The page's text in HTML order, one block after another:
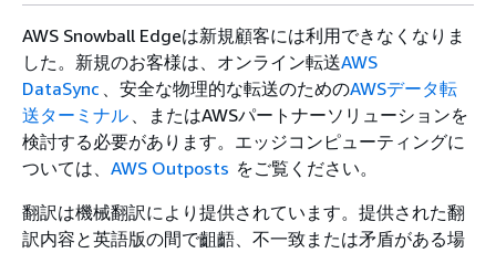
AWS Snowball Edgeは新規顧客には利用できなくなりま
した。新規のお客様は、オンライン転送AWS
DataSync 、安全な物理的な転送のためのAWSデータ転
送ターミナル 、またはAWSパートナーソリューションを
検討する必要があります。エッジコンピューティングに
ついては、 AWS Outposts をご覧ください。
翻訳は機械翻訳により提供されています。提供された翻
訳内容と英語版の間で齟齬、不一致または矛盾がある場